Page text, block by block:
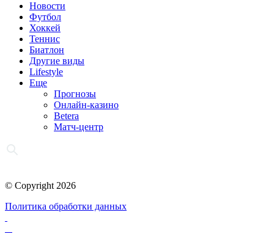
Новости
Футбол
Хоккей
Теннис
Биатлон
Другие виды
Lifestyle
Еще
Прогнозы
Онлайн-казино
Betera
Матч-центр
© Copyright 2026
Политика обработки данных